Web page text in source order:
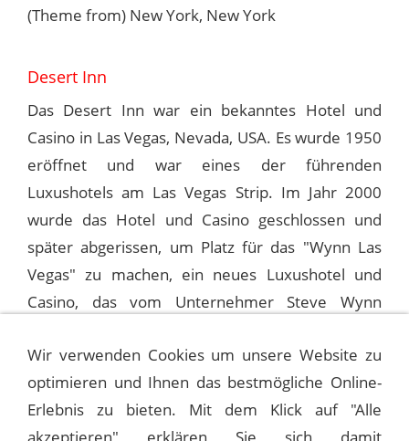
(Theme from) New York, New York
Desert Inn
Das Desert Inn war ein bekanntes Hotel und
Casino in Las Vegas, Nevada, USA. Es wurde 1950
eröffnet und war eines der führenden
Luxushotels am Las Vegas Strip. Im Jahr 2000
wurde das Hotel und Casino geschlossen und
später abgerissen, um Platz für das "Wynn Las
Vegas" zu machen, ein neues Luxushotel und
Casino, das vom Unternehmer Steve Wynn
Wir verwenden Cookies um unsere Website zu
optimieren und Ihnen das bestmögliche Online-
Erlebnis zu bieten. Mit dem Klick auf "Alle